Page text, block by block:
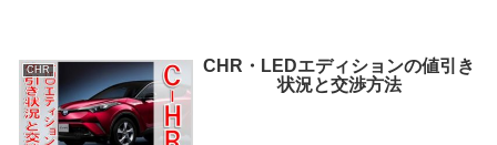
CHR
CHR・LEDエディションの値引き
状況と交渉方法